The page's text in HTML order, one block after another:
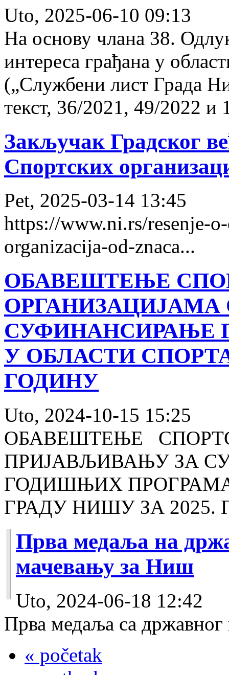
Uto, 2025-06-10 09:13
На основу члана 38.
интереса грађана у
(„Службени лист Града
текст, 36/2021, 49/2022 и
Закључак Градског
Спортских
Pet, 2025-03-14 13:45
https://www.ni.rs/resenje-
organizacija-od-znaca...
ОБАВЕШТЕЊЕ
СУФИНАНСИРАЊЕ
У ОБЛАСТИ
ГОДИНУ
Uto, 2024-10-15 15:25
ОБАВЕШТЕЊЕ
ПРИЈАВЉИВАЊУ ЗА
ГОДИШЊИХ
ГРАДУ НИШУ ЗА
Прва медаља на
мачевању за Ниш
Uto, 2024-06-18 12:42
Прва медаља са
« početak